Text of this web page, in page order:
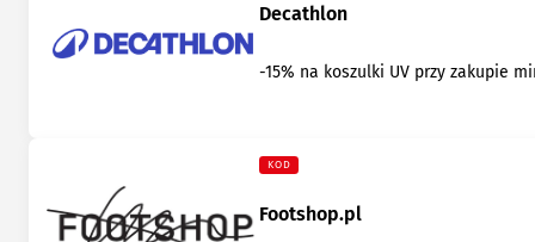
Decathlon
-15% na koszulki UV przy zakupie
KOD
Footshop.pl